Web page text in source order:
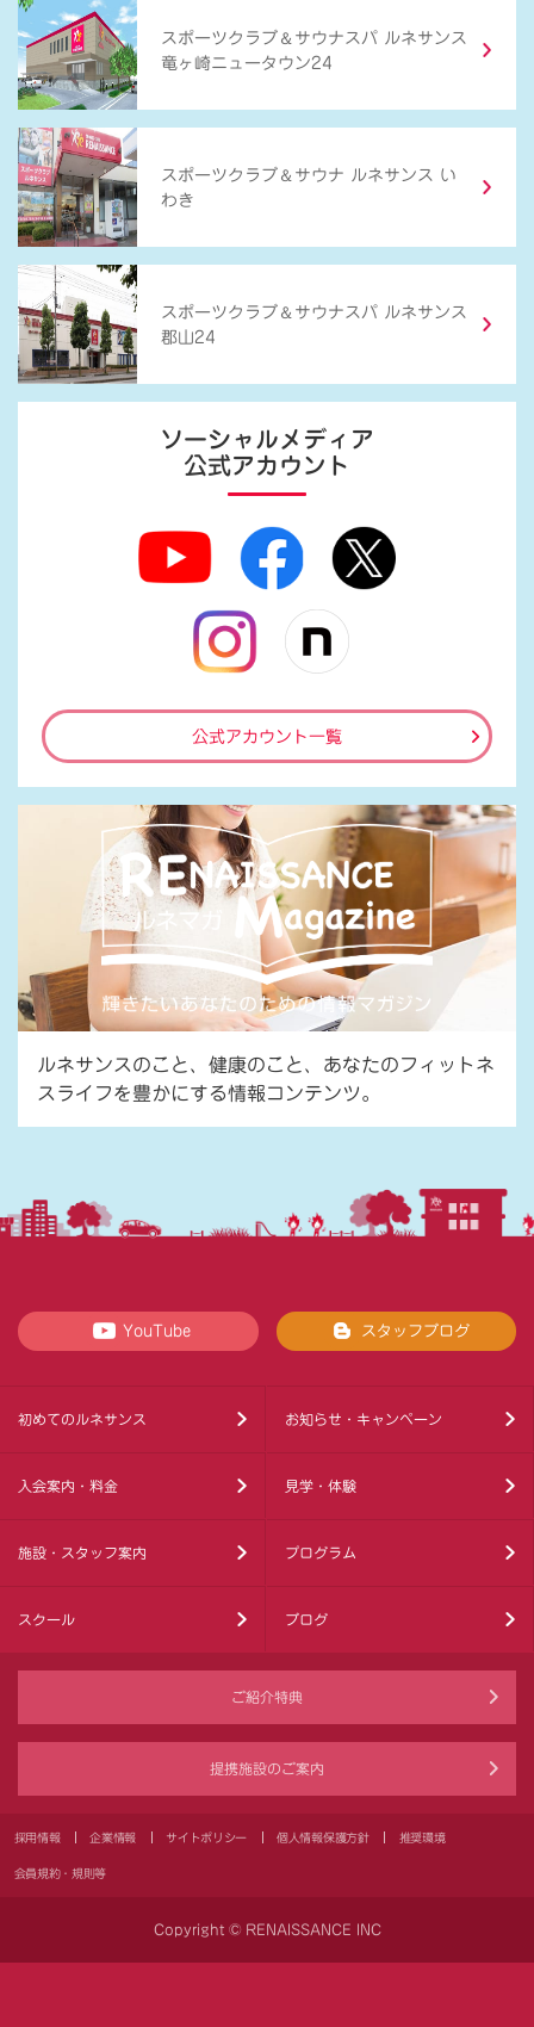
スポーツクラブ ＆ サウナスパ ルネサンス
竜ヶ崎ニュータウン24
スポーツクラブ ＆ サウナ ルネサンス い
わき
スポーツクラブ ＆ サウナスパ ルネサンス
郡山24
ソーシャルメディア
公式アカウント
公式アカウント一覧
ルネサンスのこと、健康のこと、あなたのフィットネ
スライフを豊かにする情報コンテンツ。
YouTube スタッフブログ
初めてのルネサンス お知らせ・キャンペーン
入会案内・料金 見学・体験
施設・スタッフ案内 プログラム
スクール ブログ
ご紹介特典
提携施設のご案内
採用情報 企業情報 サイトポリシー 個人情報保護方針 推奨環境
会員規約・規則等
Copyright © RENAISSANCE INC